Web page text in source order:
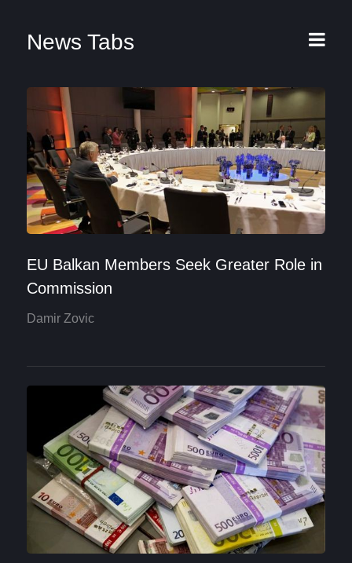
News Tabs
EU Balkan Members Seek Greater Role in
Commission
Damir Zovic